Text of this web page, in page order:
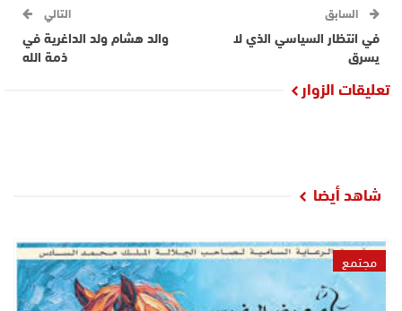
السابق
في انتظار السياسي الذي لا
يسرق
التالي
والد هشام ولد الداغرية في
ذمة الله
تعليقات الزوار
شاهد أيضا
مجتمع